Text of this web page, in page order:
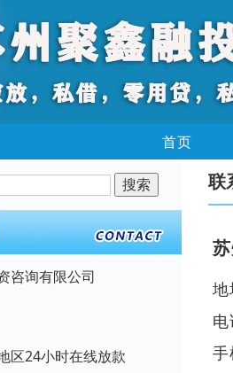
首页
咨询有限公司
区24小时在线放款
联